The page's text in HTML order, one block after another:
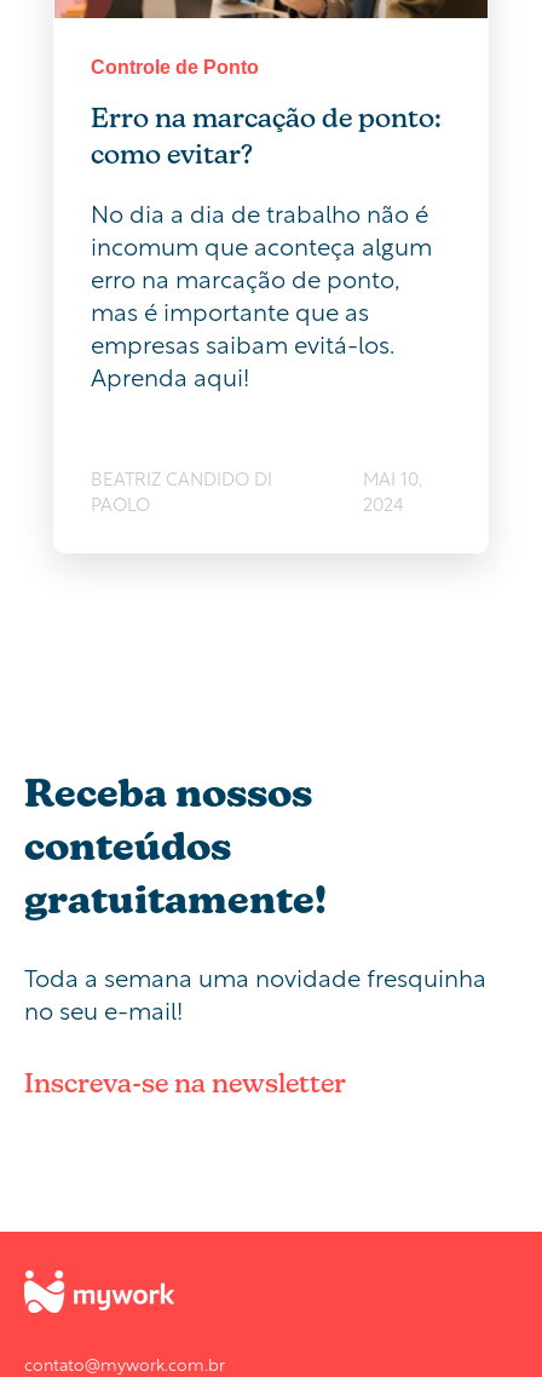
Controle de Ponto
Erro na marcação de ponto:
como evitar?
No dia a dia de trabalho não é
incomum que aconteça algum
erro na marcação de ponto,
mas é importante que as
empresas saibam evitá-los.
Aprenda aqui!
BEATRIZ CANDIDO DI
PAOLO
MAI 10,
2024
Receba nossos
conteúdos
gratuitamente!
Toda a semana uma novidade fresquinha
no seu e-mail!
Inscreva-se na newsletter
contato@mywork.com.br